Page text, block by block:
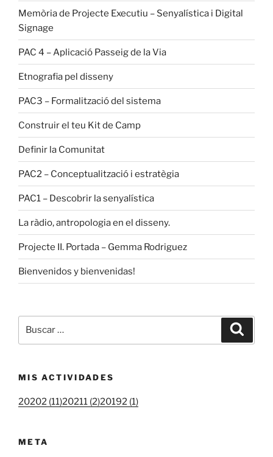
Memòria de Projecte Executiu – Senyalística i Digital
Signage
PAC 4 – Aplicació Passeig de la Via
Etnografia pel disseny
PAC3 – Formalització del sistema
Construir el teu Kit de Camp
Definir la Comunitat
PAC2 – Conceptualització i estratègia
PAC1 – Descobrir la senyalística
La ràdio, antropologia en el disseny.
Projecte II. Portada – Gemma Rodriguez
Bienvenidos y bienvenidas!
por:
MIS ACTIVIDADES
20202 (11)20211 (2)20192 (1)
META